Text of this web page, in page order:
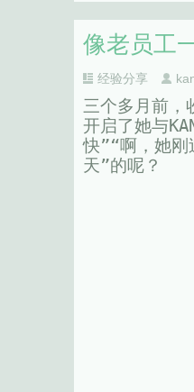
像老员工
经验分享
三个多月前，
开启了她与
快”“啊，她刚
天”的呢？